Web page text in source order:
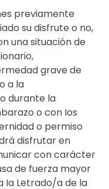
previamente
su disfrute o no,
una situación de
grave de
a la
durante la
o con Ios
o permiso
disfrutar en
con carácter
de fuerza mayor
Ia Letrado/a de la